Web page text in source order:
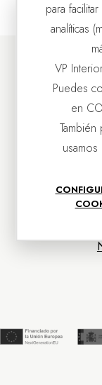
para
analíticas
VP
Puedes
en